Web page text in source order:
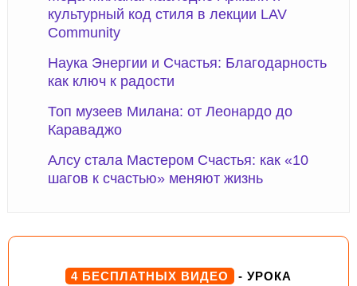
культурный код стиля в лекции LAV
Community
Наука Энергии и Счастья: Благодарность
как ключ к радости
Топ музеев Милана: от Леонардо до
Караваджо
Алсу стала Мастером Счастья: как «10
шагов к счастью» меняют жизнь
4 БЕСПЛАТНЫХ ВИДЕО - УРОКА